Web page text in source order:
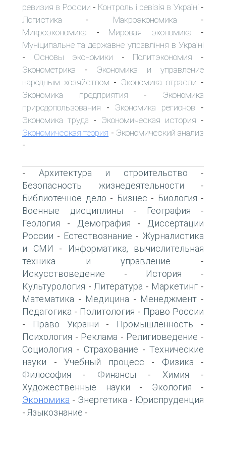
ревизия в России - Контроль і ревізія в Україні -
Логистика - Макроэкономика -
Микроэкономика - Мировая экономика -
Муніципальне та державне управління в Україні
- Основы экономики - Политэкономия -
Эконометрика - Экономика и управление
народным хозяйством - Экономика отрасли -
Экономика предприятия - Экономика
природопользования - Экономика регионов -
Экономика труда - Экономическая история -
Экономическая теория - Экономический анализ
-
- Архитектура и строительство -
Безопасность жизнедеятельности -
Библиотечное дело - Бизнес - Биология -
Военные дисциплины - География -
Геология - Демография -
Диссертации
России - Естествознание - Журналистика
и СМИ -
Информатика, вычислительная
техника и управление -
Искусствоведение - История -
Культурология - Литература - Маркетинг -
Математика - Медицина - Менеджмент -
Педагогика - Политология - Право России
- Право України - Промышленность -
Психология - Реклама - Религиоведение -
Социология - Страхование - Технические
науки - Учебный процесс - Физика -
Философия - Финансы - Химия -
Художественные науки - Экология -
Экономика - Энергетика - Юриспруденция
- Языкознание -